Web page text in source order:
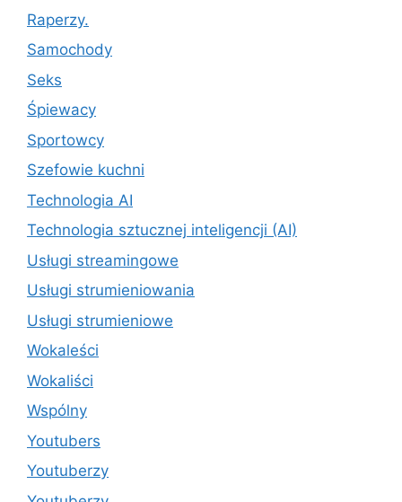
Raperzy.
Samochody
Seks
Śpiewacy
Sportowcy
Szefowie kuchni
Technologia AI
Technologia sztucznej inteligencji (AI)
Usługi streamingowe
Usługi strumieniowania
Usługi strumieniowe
Wokaleści
Wokaliści
Wspólny
Youtubers
Youtuberzy